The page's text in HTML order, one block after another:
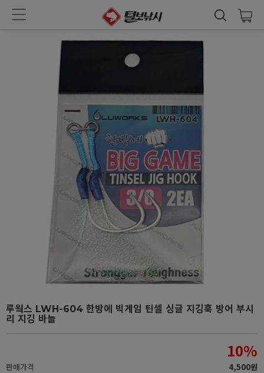
루웍스 LWH-604 한방에 빅게임 틴셀 싱글 지깅훅 방어 부시
리 지깅 바늘
판매가격
10%
4,500원